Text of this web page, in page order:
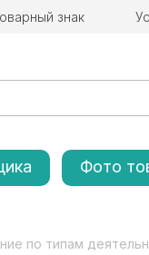
знак
Фото
по типам